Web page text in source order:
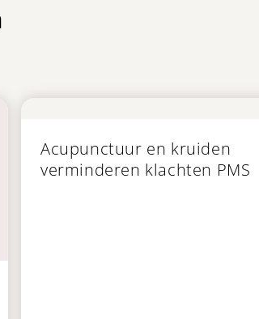
Acupunctuur en kruiden
verminderen klachten PMS